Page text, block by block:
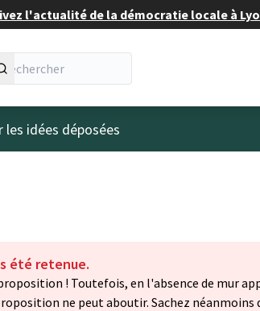
l'actualité de la démocratie locale à
les idées déposées
été retenue.
! Toutefois, en l'absence de mur
ne peut aboutir. Sachez néanmoins